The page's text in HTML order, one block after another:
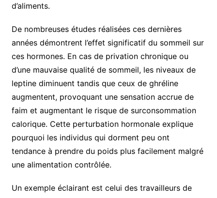
d’aliments.
De nombreuses études réalisées ces dernières
années démontrent l’effet significatif du sommeil sur
ces hormones. En cas de privation chronique ou
d’une mauvaise qualité de sommeil, les niveaux de
leptine diminuent tandis que ceux de ghréline
augmentent, provoquant une sensation accrue de
faim et augmentant le risque de surconsommation
calorique. Cette perturbation hormonale explique
pourquoi les individus qui dorment peu ont
tendance à prendre du poids plus facilement malgré
une alimentation contrôlée.
Un exemple éclairant est celui des travailleurs de